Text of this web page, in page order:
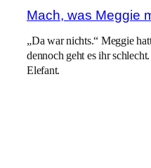
Mach, was Meggie
„Da war nichts.“ Meggie
dennoch geht es ihr
Elefant.